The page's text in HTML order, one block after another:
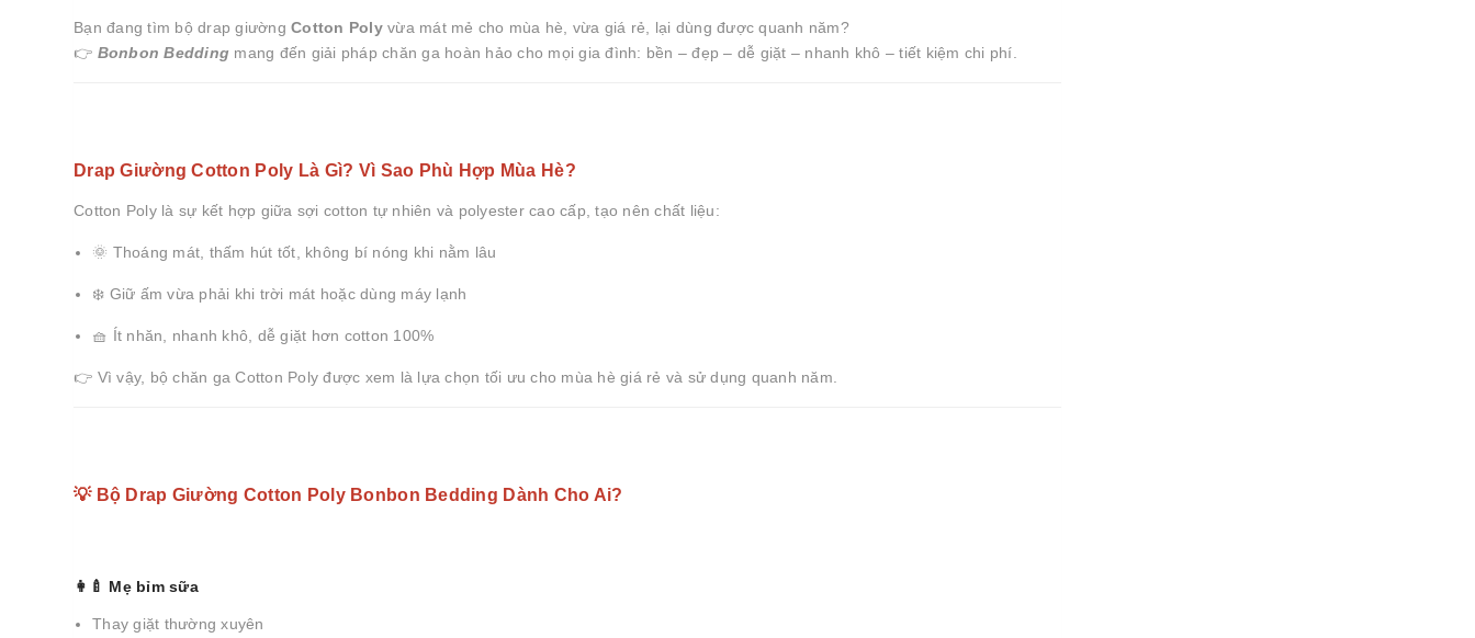
Bạn đang tìm bộ drap giường Cotton Poly vừa mát mẻ cho mùa hè, vừa giá rẻ, lại dùng được quanh năm?
👉 Bonbon Bedding mang đến giải pháp chăn ga hoàn hảo cho mọi gia đình: bền – đẹp – dễ giặt – nhanh khô – tiết kiệm chi phí.
Drap Giường Cotton Poly Là Gì? Vì Sao Phù Hợp Mùa Hè?
Cotton Poly là sự kết hợp giữa sợi cotton tự nhiên và polyester cao cấp, tạo nên chất liệu:
🌞 Thoáng mát, thấm hút tốt, không bí nóng khi nằm lâu
❄️ Giữ ấm vừa phải khi trời mát hoặc dùng máy lạnh
🧺 Ít nhăn, nhanh khô, dễ giặt hơn cotton 100%
👉 Vì vậy, bộ chăn ga Cotton Poly được xem là lựa chọn tối ưu cho mùa hè giá rẻ và sử dụng quanh năm.
💡 Bộ Drap Giường Cotton Poly Bonbon Bedding Dành Cho Ai?
👩‍🍼 Mẹ bỉm sữa
Thay giặt thường xuyên